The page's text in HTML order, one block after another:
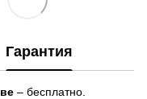
Гарантия
– бесплатно.